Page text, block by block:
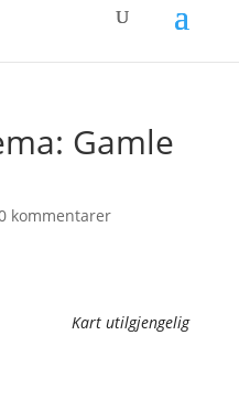
Gamle
kommentarer
Kart utilgjengelig